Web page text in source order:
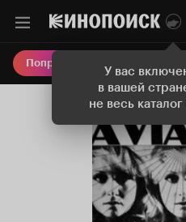
У вас
в вашей
не весь
Попробовать Плюс